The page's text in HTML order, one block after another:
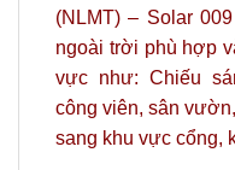
(NLMT) – Solar
ngoài trời phù hợp
vực như: Chiếu
công viên, sân
sang khu vực cổng,